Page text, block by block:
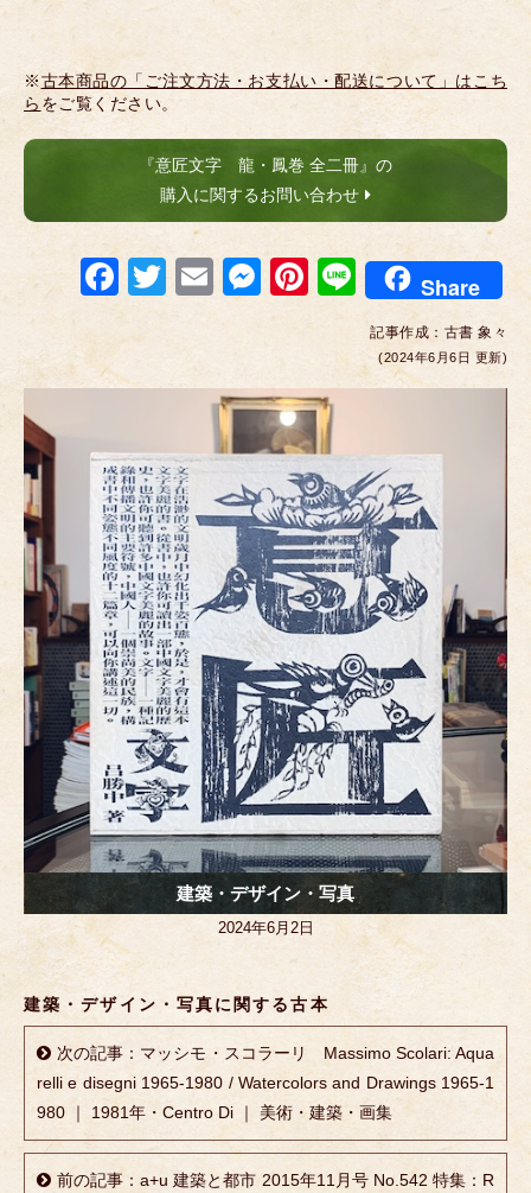
※古本商品の「ご注文方法・お支払い・配送について」はこち
ら をご覧ください。
『意匠文字 龍・鳳巻 全二冊』の
購入に関するお問い合わせ
F
c
e
o
o
k
T
er
E
m
M
ss
e
n
g
er
Pi
nt
er
e
st
Li
n
e
Share
記事作成： 古書 象々
(2024年6月6日 更新)
建築・デザイン・写真
2024年6月2日
建築・デザイン・写真に関する古本
次の記事：マッシモ・スコラーリ Massimo Scolari: Aqua
relli e disegni 1965-1980 / Watercolors and Drawings 1965-1
980 ｜ 1981年・Centro Di ｜ 美術・建築・画集
前の記事：a+u 建築と都市 2015年11月号 No.542 特集：R